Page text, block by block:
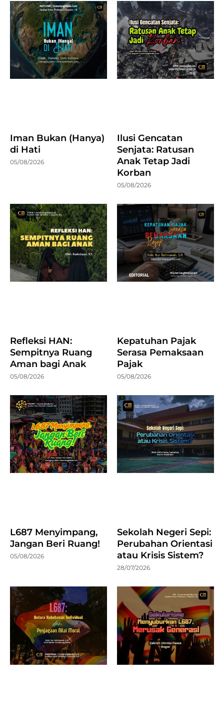
Iman Bukan (Hanya)
di Hati
05/08/2026
Ilusi Gencatan
Senjata: Ratusan
Anak Tetap Jadi
Korban
05/08/2026
Refleksi HAN:
Sempitnya Ruang
Aman bagi Anak
05/08/2026
Kepatuhan Pajak
Serasa Pemaksaan
Pajak
05/08/2026
L687 Menyimpang,
Jangan Beri Ruang!
05/08/2026
Sekolah Negeri Sepi:
Perubahan Orientasi
atau Krisis Sistem?
28/07/2026